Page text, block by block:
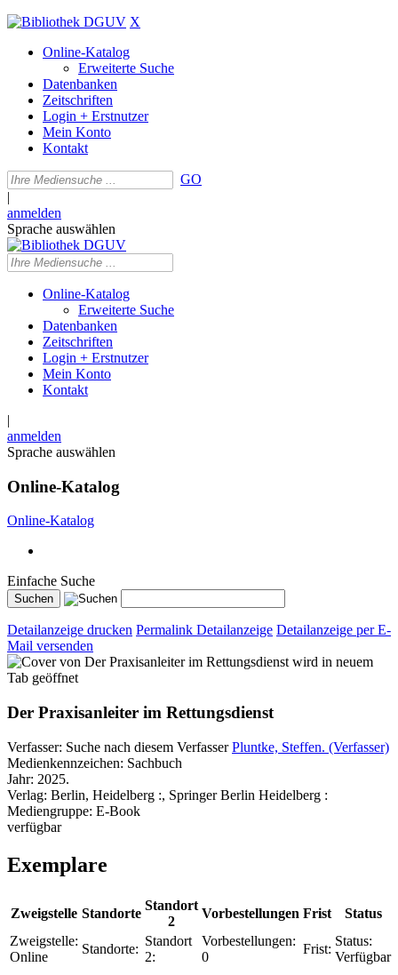
X
Online-Katalog
Erweiterte Suche
Datenbanken
Zeitschriften
Login + Erstnutzer
Mein Konto
Kontakt
GO
|
anmelden
Sprache auswählen
Online-Katalog
Erweiterte Suche
Datenbanken
Zeitschriften
Login + Erstnutzer
Mein Konto
Kontakt
|
anmelden
Sprache auswählen
Online-Katalog
Online-Katalog
Einfache Suche
Detailanzeige drucken Permalink Detailanzeige Detailanzeige per E-
Mail versenden
wird in neuem
Tab geöffnet
Der Praxisanleiter im Rettungsdienst
Verfasser: Suche nach diesem Verfasser Pluntke, Steffen. (Verfasser)
Medienkennzeichen: Sachbuch
Jahr: 2025.
Verlag: Berlin, Heidelberg :, Springer Berlin Heidelberg :
Mediengruppe: E-Book
verfügbar
Exemplare
Zweigstelle Standorte
Standort
2
Vorbestellungen Frist
Status
Zweigstelle:
Online
Standorte:
Standort
2:
Vorbestellungen:
0
Frist:
Status:
Verfügbar